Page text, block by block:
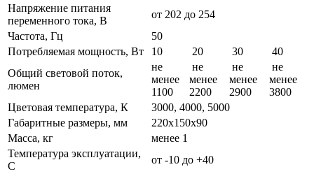
Напряжение питания
переменного тока, В
от 202 до 254
Частота, Гц
50
Потребляемая мощность, Вт
10 20 30
40
Общий световой поток,
люмен
не
менее
1100
не
менее
2200
не
менее
2900
не
менее
3800
Цветовая температура, К
3000, 4000, 5000
Габаритные размеры, мм
220х150х90
Масса, кг
менее 1
Температура эксплуатации,
С
от -10 до +40